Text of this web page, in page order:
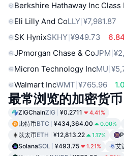
Berkshire Hathaway Inc Class
Eli Lilly And CoLLY ¥7,981.87
SK HynixSKHY ¥949.73
JPmorgan Chase & CoJPM
Micron Technology IncMU
Walmart IncWMT ¥765.96
最常浏览的加密货币
ZIGChainZIG ¥0.2711 4.41%
比特币BTC ¥434,364.00 0.00%
以太币ETH ¥12,813.22 1.17%
SolanaSOL ¥493.75 1.21% 艾